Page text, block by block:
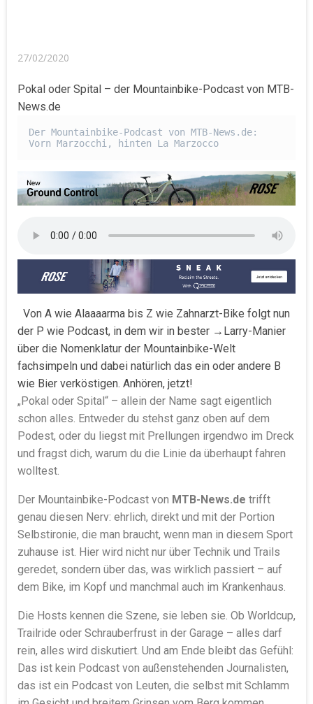
27/02/2020
Pokal oder Spital – der Mountainbike-Podcast von MTB-
News.de
Der Mountainbike-Podcast von MTB-News.de:
Vorn Marzocchi, hinten La Marzocco
Von A wie Alaaaarma bis Z wie Zahnarzt-Bike folgt nun
der P wie Podcast, in dem wir in bester →Larry-Manier
über die Nomenklatur der Mountainbike-Welt
fachsimpeln und dabei natürlich das ein oder andere B
wie Bier verköstigen. Anhören, jetzt!
„Pokal oder Spital“ – allein der Name sagt eigentlich
schon alles. Entweder du stehst ganz oben auf dem
Podest, oder du liegst mit Prellungen irgendwo im Dreck
und fragst dich, warum du die Linie da überhaupt fahren
wolltest.
Der Mountainbike-Podcast von MTB-News.de trifft
genau diesen Nerv: ehrlich, direkt und mit der Portion
Selbstironie, die man braucht, wenn man in diesem Sport
zuhause ist. Hier wird nicht nur über Technik und Trails
geredet, sondern über das, was wirklich passiert – auf
dem Bike, im Kopf und manchmal auch im Krankenhaus.
Die Hosts kennen die Szene, sie leben sie. Ob Worldcup,
Trailride oder Schrauberfrust in der Garage – alles darf
rein, alles wird diskutiert. Und am Ende bleibt das Gefühl:
Das ist kein Podcast von außenstehenden Journalisten,
das ist ein Podcast von Leuten, die selbst mit Schlamm